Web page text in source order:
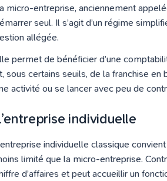
micro-entreprise, anciennement
seul. Il s’agit d’un régime
allégée.
permet de bénéficier d’une
sous certains seuils, de la franchise
activité ou se lancer avec peu de
individuelle
individuelle classique
limité que la micro-entreprise.
d’affaires et peut accueillir un